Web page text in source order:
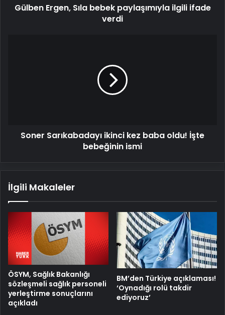
Gülben Ergen, Sıla bebek paylaşımıyla ilgili ifade
verdi
Soner Sarıkabadayı ikinci kez baba oldu! İşte
bebeğinin ismi
İlgili Makaleler
ÖSYM, Sağlık Bakanlığı
sözleşmeli sağlık personeli
yerleştirme sonuçlarını
açıkladı
BM’den Türkiye açıklaması!
‘Oynadığı rolü takdir
ediyoruz’